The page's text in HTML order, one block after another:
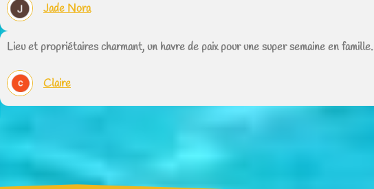
Jade Nora
Lieu et propriétaires charmant, un havre de paix pour une super semaine en famille.
Claire